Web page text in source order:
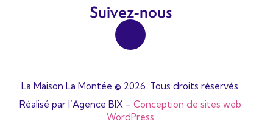
Suivez-nous
La Maison La Montée © 2026. Tous droits réservés.
Réalisé par l’Agence BIX – Conception de sites web
WordPress